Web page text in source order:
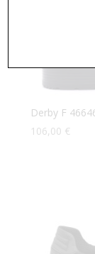
Derby F
106,00 €